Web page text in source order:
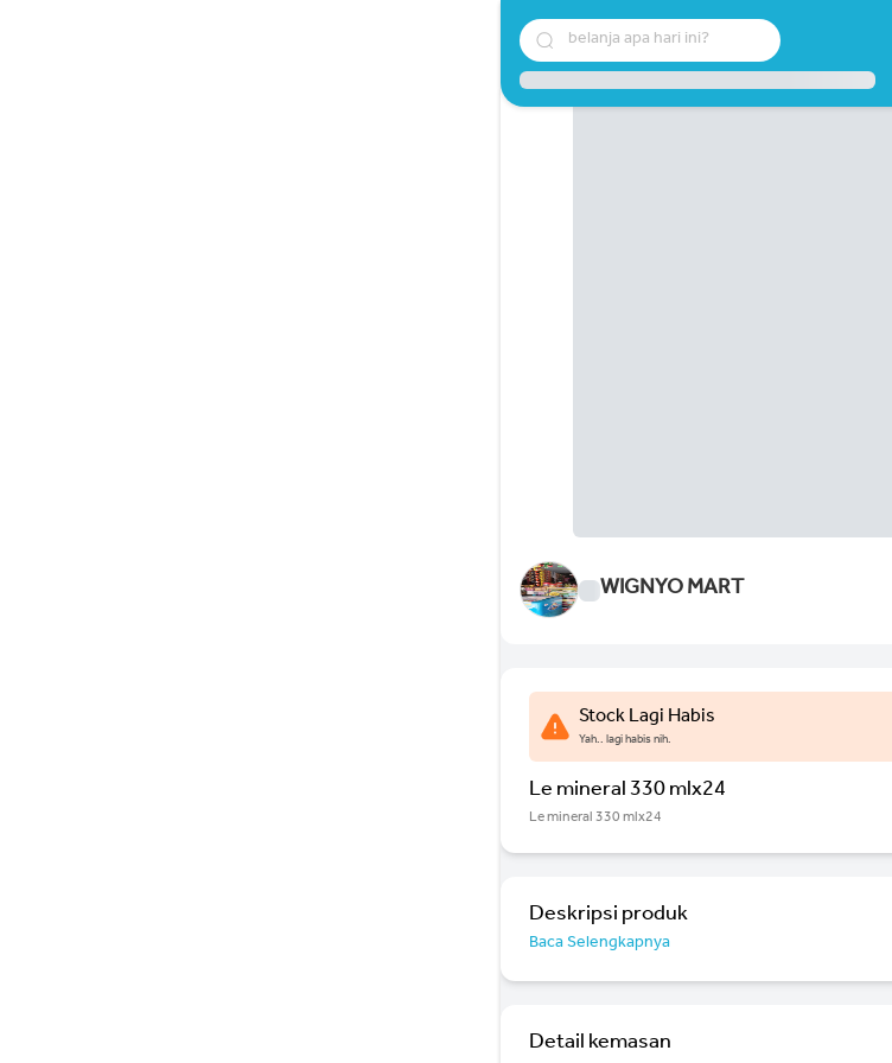
belanja apa hari ini?
WIGNYO MART
Stock Lagi Habis
Yah.. lagi habis nih.
Le mineral 330 mlx24
Le mineral 330 mlx24
Deskripsi produk
Baca Selengkapnya
Detail kemasan